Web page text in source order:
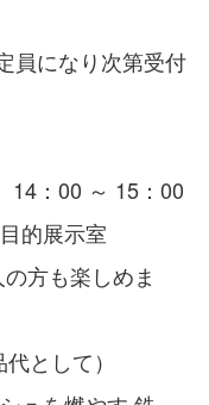
員になり次第受付
：00 ～ 15：00
的展示室
方も楽しめま
として）